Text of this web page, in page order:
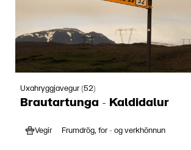
Uxahryggjavegur (52)
Brautartunga - Kaldidalur
Vegir Frumdrög, for - og verkhönnun